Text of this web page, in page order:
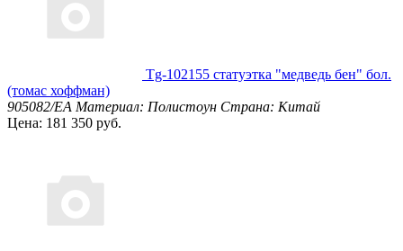
Tg-102155 статуэтка "медведь бен" бол.
(томас хоффман)
905082/EA Материал: Полистоун Страна: Китай
Цена: 181 350 руб.